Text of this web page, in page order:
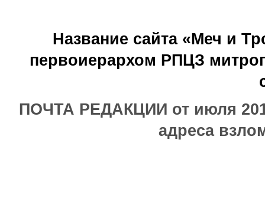
Название сайта «Меч и
первоиерархом РПЦЗ
ПОЧТА РЕДАКЦИИ от июля
адреса